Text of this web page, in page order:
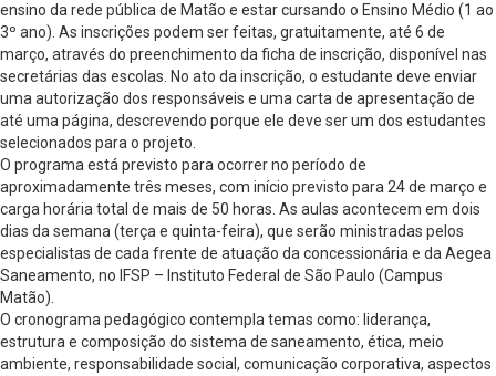
ensino da rede pública de Matão e estar cursando o Ensino Médio (1 ao
3º ano). As inscrições podem ser feitas, gratuitamente, até 6 de
março, através do preenchimento da ficha de inscrição, disponível nas
secretárias das escolas. No ato da inscrição, o estudante deve enviar
uma autorização dos responsáveis e uma carta de apresentação de
até uma página, descrevendo porque ele deve ser um dos estudantes
selecionados para o projeto.
O programa está previsto para ocorrer no período de
aproximadamente três meses, com início previsto para 24 de março e
carga horária total de mais de 50 horas. As aulas acontecem em dois
dias da semana (terça e quinta-feira), que serão ministradas pelos
especialistas de cada frente de atuação da concessionária e da Aegea
Saneamento, no IFSP – Instituto Federal de São Paulo (Campus
Matão).
O cronograma pedagógico contempla temas como: liderança,
estrutura e composição do sistema de saneamento, ética, meio
ambiente, responsabilidade social, comunicação corporativa, aspectos